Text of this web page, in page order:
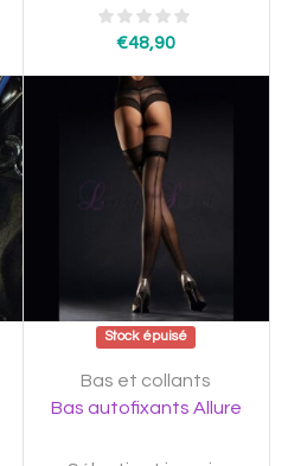
€48,90
Stock épuisé
Bas et collants
Bas autofixants Allure